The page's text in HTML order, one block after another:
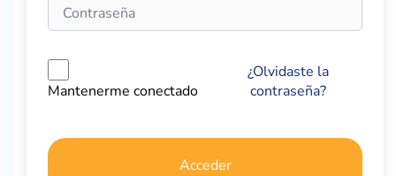
Mantenerme conectado
¿Olvidaste la
contraseña?
Acceder